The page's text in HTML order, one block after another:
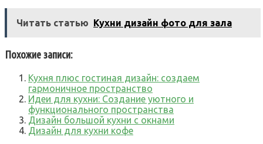
Читать статью Кухни дизайн фото для зала
Похожие записи:
Кухня плюс гостиная дизайн: создаем
гармоничное пространство
Идеи для кухни: Создание уютного и
функционального пространства
Дизайн большой кухни с окнами
Дизайн для кухни кофе